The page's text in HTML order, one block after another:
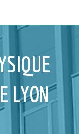
LYON